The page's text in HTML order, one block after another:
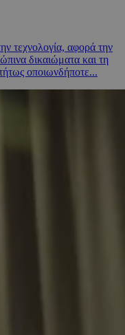
τεχνολογία, αφορά την
δικαιώματα και τη
οποιωνδήποτε...